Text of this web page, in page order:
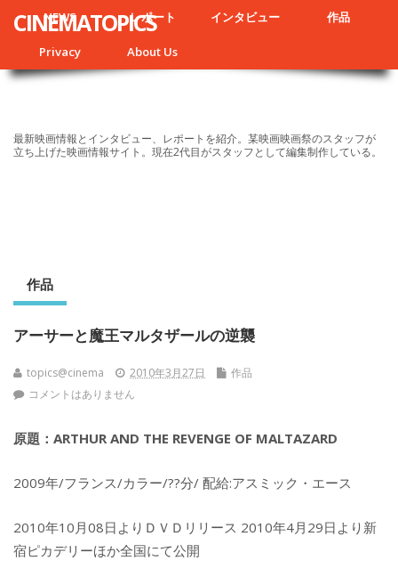
NEWS レポート インタビュー 作品
Privacy About Us
CINEMATOPICS
最新映画情報とインタビュー、レポートを紹介。某映画映画祭のスタッフが
立ち上げた映画情報サイト。現在2代目がスタッフとして編集制作している。
作品
アーサーと魔王マルタザールの逆襲
topics@cinema 2010年3月27日
作品
コメントはありません
原題：ARTHUR AND THE REVENGE OF MALTAZARD
2009年/フランス/カラー/??分/ 配給:アスミック・エース
2010年10月08日よりＤＶＤリリース 2010年4月29日より新
宿ピカデリーほか全国にて公開